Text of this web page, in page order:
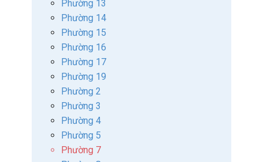
Phường 13
Phường 14
Phường 15
Phường 16
Phường 17
Phường 19
Phường 2
Phường 3
Phường 4
Phường 5
Phường 7